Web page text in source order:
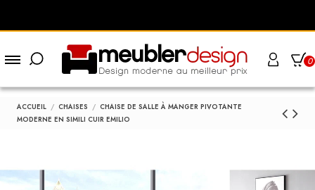
0
ACCUEIL CHAISES
CHAISE DE SALLE À MANGER PIVOTANTE
MODERNE EN SIMILI CUIR EMILIO